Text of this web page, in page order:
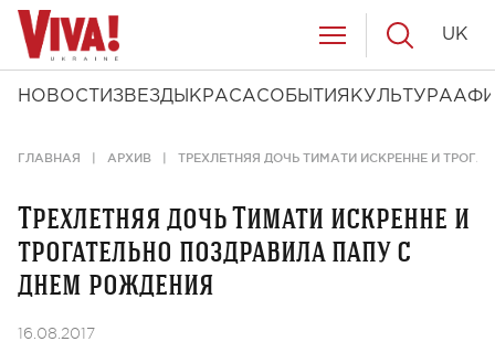
НОВОСТИ ЗВЕЗДЫ КРАСАСОБЫТИЯ КУЛЬТУРА
UK
ГЛАВНАЯ АРХИВ ТРЕХЛЕТНЯЯ ДОЧЬ ТИМАТИ ИСКРЕННЕ И
Трехлетняя дочь Тимати искренне и
трогательно поздравила папу с
днем рождения
16.08.2017